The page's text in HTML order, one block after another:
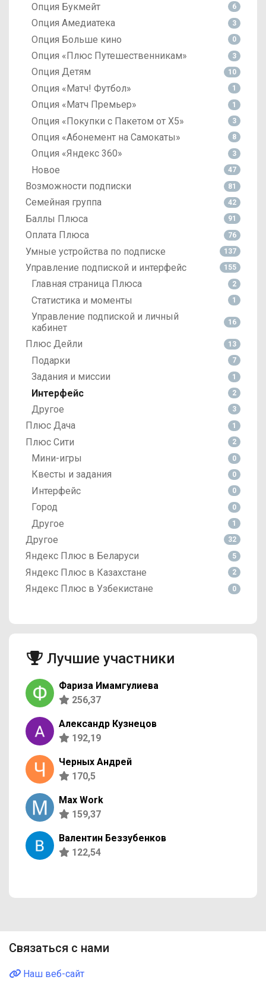
Опция Букмейт 6
Опция Амедиатека 3
Опция Больше кино 0
Опция «Плюс Путешественникам» 3
Опция Детям 10
Опция «Матч! Футбол» 1
Опция «Матч Премьер» 1
Опция «Покупки с Пакетом от X5» 3
Опция «Абонемент на Самокаты» 8
Опция «Яндекс 360» 3
Новое 47
Возможности подписки 81
Семейная группа 42
Баллы Плюса 91
Оплата Плюса 76
Умные устройства по подписке 137
Управление подпиской и интерфейс 155
Главная страница Плюса 2
Статистика и моменты 1
Управление подпиской и личный
кабинет
16
Плюс Дейли 13
Подарки 7
Задания и миссии 1
Интерфейс 2
Другое 3
Плюс Дача 1
Плюс Сити 2
Мини-игры 0
Квесты и задания 0
Интерфейс 0
Город 0
Другое 1
Другое 32
Яндекс Плюс в Беларуси 5
Яндекс Плюс в Казахстане 2
Яндекс Плюс в Узбекистане 0
Лучшие участники
Фариза Имамгулиева
256,37
Александр Кузнецов
192,19
Черных Андрей
170,5
Max Work
159,37
Валентин Беззубенков
122,54
Связаться с нами
Наш веб-сайт